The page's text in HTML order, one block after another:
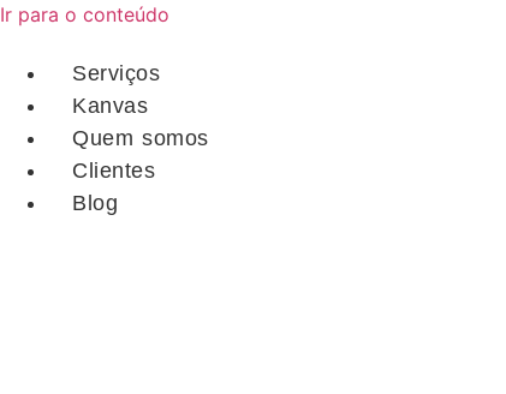
Ir para o conteúdo
Serviços
Kanvas
Quem somos
Clientes
Blog